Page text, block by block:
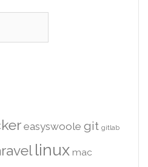
easyswoole git gitlab
linux mac